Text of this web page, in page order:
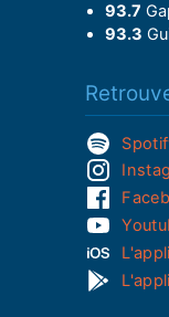
93.7
93.3